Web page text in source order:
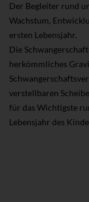
Der Begleiter rund
Wachstum,
ersten Lebensjahr.
Die
herkömmliches
verstellbaren
für das Wichtigste
Lebensjahr des